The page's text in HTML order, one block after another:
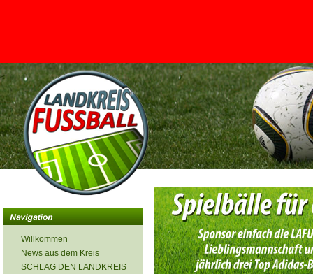
<
Willkommen
News aus dem Kreis
SCHLAG DEN LANDKREIS